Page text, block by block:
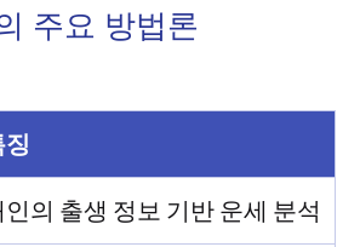
주요 방법론
징
인의 출생 정보 기반 운세 분석